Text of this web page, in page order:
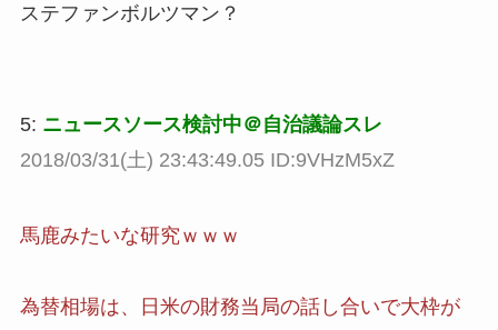
ステファンボルツマン？
5: ニュースソース検討中＠自治議論スレ
2018/03/31(土) 23:43:49.05 ID:9VHzM5xZ
馬鹿みたいな研究ｗｗｗ
為替相場は、日米の財務当局の話し合いで大枠が